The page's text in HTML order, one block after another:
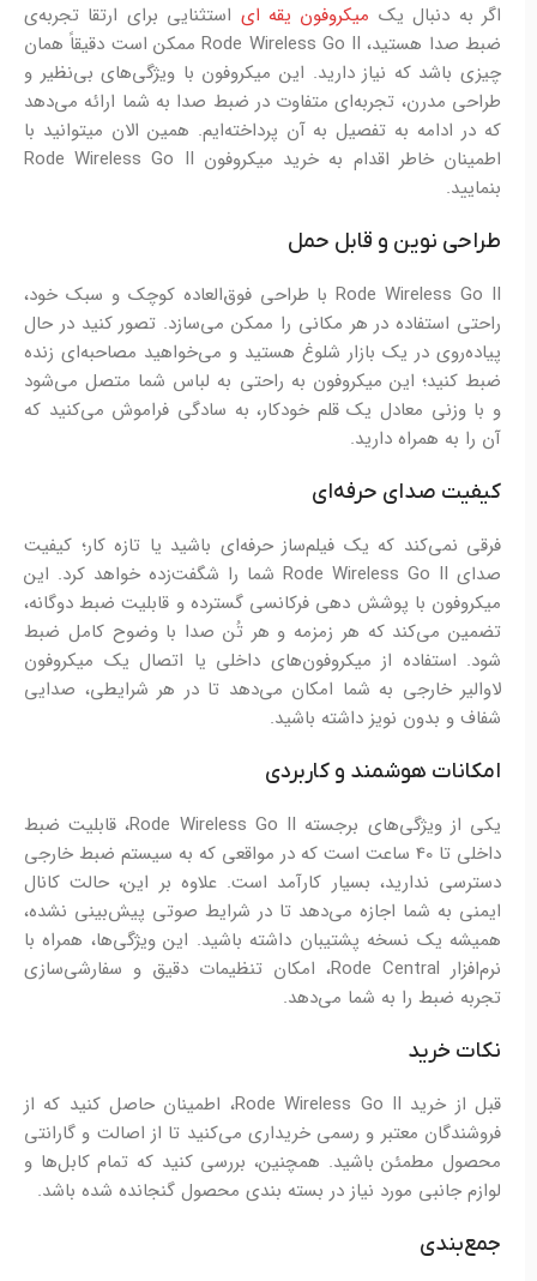
اگر به دنبال یک میکروفون یقه ای استثنایی برای ارتقا تجربه‌ی
ضبط صدا هستید، Rode Wireless Go II ممکن است دقیقاً همان
چیزی باشد که نیاز دارید. این میکروفون با ویژگی‌های بی‌نظیر و
طراحی مدرن، تجربه‌ای متفاوت در ضبط صدا به شما ارائه می‌دهد
که در ادامه به تفصیل به آن پرداخته‌ایم. همین الان میتوانید با
اطمینان خاطر اقدام به خرید میکروفون Rode Wireless Go II
بنمایید.
طراحی نوین و قابل حمل
Rode Wireless Go II با طراحی فوق‌العاده کوچک و سبک خود،
راحتی استفاده در هر مکانی را ممکن می‌سازد. تصور کنید در حال
پیاده‌روی در یک بازار شلوغ هستید و می‌خواهید مصاحبه‌ای زنده
ضبط کنید؛ این میکروفون به راحتی به لباس شما متصل می‌شود
و با وزنی معادل یک قلم خودکار، به سادگی فراموش می‌کنید که
آن را به همراه دارید.
کیفیت صدای حرفه‌ای
فرقی نمی‌کند که یک فیلم‌ساز حرفه‌ای باشید یا تازه کار؛ کیفیت
صدای Rode Wireless Go II شما را شگفت‌زده خواهد کرد. این
میکروفون با پوشش دهی فرکانسی گسترده و قابلیت ضبط دوگانه،
تضمین می‌کند که هر زمزمه و هر تُن صدا با وضوح کامل ضبط
شود. استفاده از میکروفون‌های داخلی یا اتصال یک میکروفون
لاوالیر خارجی به شما امکان می‌دهد تا در هر شرایطی، صدایی
شفاف و بدون نویز داشته باشید.
امکانات هوشمند و کاربردی
یکی از ویژگی‌های برجسته Rode Wireless Go II، قابلیت ضبط
داخلی تا 40 ساعت است که در مواقعی که به سیستم ضبط خارجی
دسترسی ندارید، بسیار کارآمد است. علاوه بر این، حالت کانال
ایمنی به شما اجازه می‌دهد تا در شرایط صوتی پیش‌بینی نشده،
همیشه یک نسخه پشتیبان داشته باشید. این ویژگی‌ها، همراه با
نرم‌افزار Rode Central، امکان تنظیمات دقیق و سفارشی‌سازی
تجربه ضبط را به شما می‌دهد.
نکات خرید
قبل از خرید Rode Wireless Go II، اطمینان حاصل کنید که از
فروشندگان معتبر و رسمی خریداری می‌کنید تا از اصالت و گارانتی
محصول مطمئن باشید. همچنین، بررسی کنید که تمام کابل‌ها و
لوازم جانبی مورد نیاز در بسته بندی محصول گنجانده شده باشد.
جمع‌بندی